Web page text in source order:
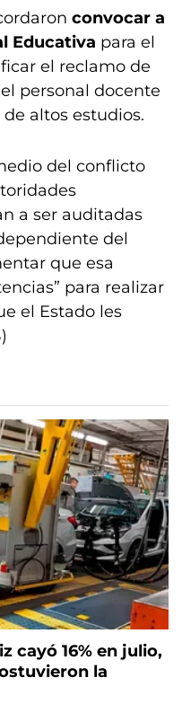
convocar a
Educativa para el
el reclamo de
personal docente
altos estudios.
del conflicto
a ser auditadas
del
que esa
para realizar
el Estado les
cayó 16% en julio,
la